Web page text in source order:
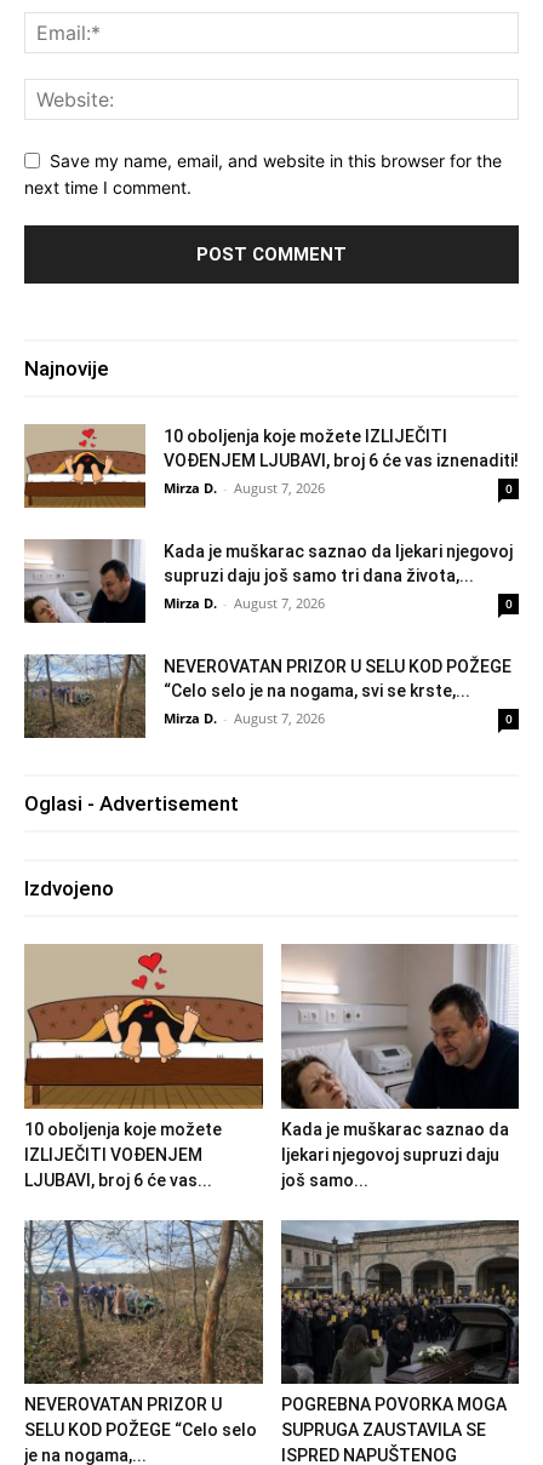
Save my name, email, and website in this browser for the
next time I comment.
Najnovije
10 oboljenja koje možete IZLIJEČITI
VOĐENJEM LJUBAVI, broj 6 će vas iznenaditi!
Mirza D. - August 7, 2026 0
Kada je muškarac saznao da ljekari njegovoj
supruzi daju još samo tri dana života,...
Mirza D. - August 7, 2026 0
NEVEROVATAN PRIZOR U SELU KOD POŽEGE
“Celo selo je na nogama, svi se krste,...
Mirza D. - August 7, 2026 0
Oglasi - Advertisement
Izdvojeno
10 oboljenja koje možete
IZLIJEČITI VOĐENJEM
LJUBAVI, broj 6 će vas...
Kada je muškarac saznao da
ljekari njegovoj supruzi daju
još samo...
NEVEROVATAN PRIZOR U
SELU KOD POŽEGE “Celo selo
je na nogama,...
POGREBNA POVORKA MOGA
SUPRUGA ZAUSTAVILA SE
ISPRED NAPUŠTENOG